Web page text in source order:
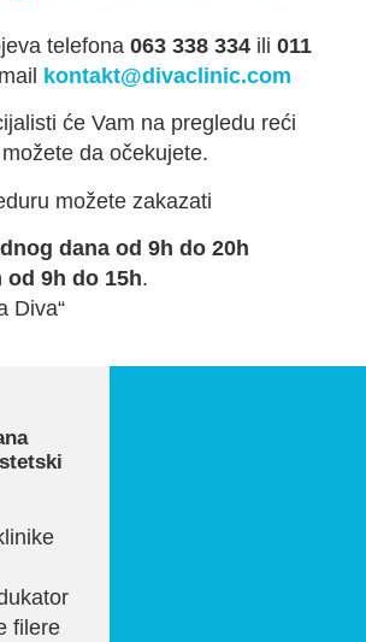
telefona 063 338 334 ili 011
kontakt@divaclinic.com
će Vam na pregledu reći
da očekujete.
možete zakazati
dana od 9h do 20h
od 9h do 15h.
Diva“
filere